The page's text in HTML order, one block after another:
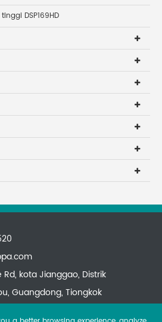
DSP169HD
Rd, kota Jianggao, Distrik
Guangdong, Tiongkok